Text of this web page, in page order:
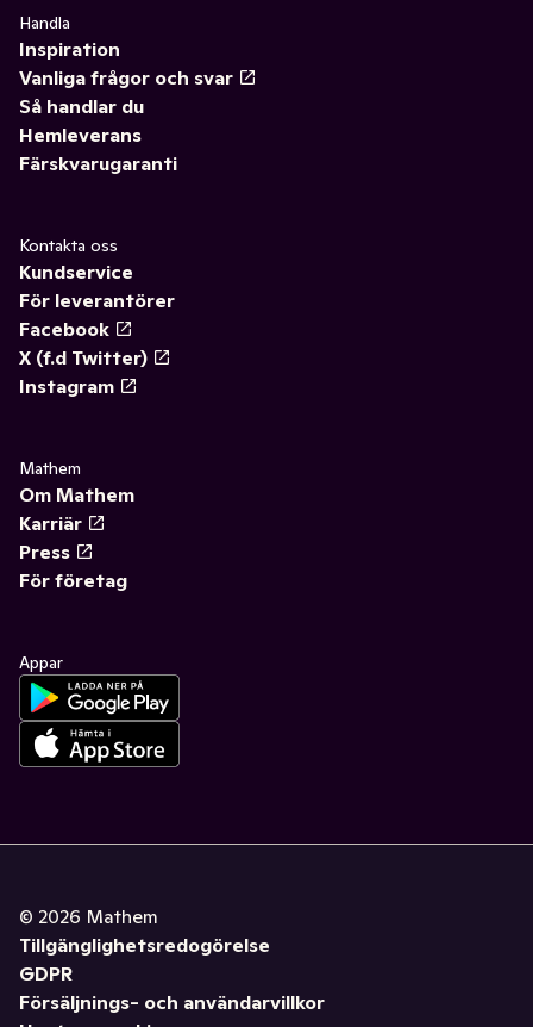
Handla
Inspiration
Vanliga frågor och svar
Så handlar du
Hemleverans
Färskvarugaranti
Kontakta oss
Kundservice
För leverantörer
Facebook
X (f.d Twitter)
Instagram
Mathem
Om Mathem
Karriär
Press
För företag
Appar
© 2026 Mathem
Tillgänglighetsredogörelse
GDPR
Försäljnings- och användarvillkor